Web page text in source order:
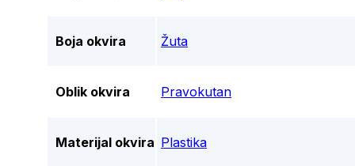
Boja okvira Žuta
Oblik okvira Pravokutan
Materijal okvira Plastika